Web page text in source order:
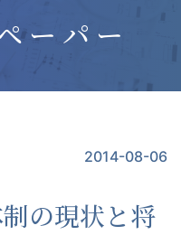
ーパー
2014-08-06
の現状と将